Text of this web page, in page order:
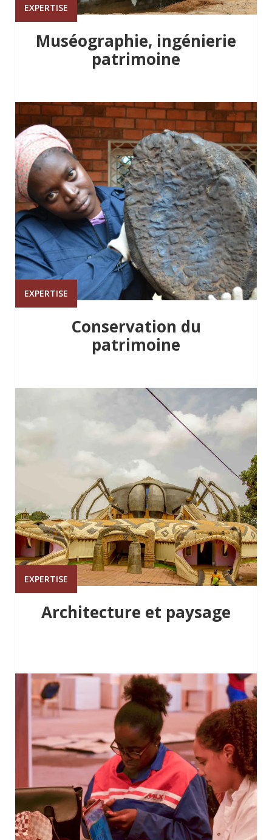
EXPERTISE
Muséographie, ingénierie
patrimoine
EXPERTISE
Conservation du
patrimoine
EXPERTISE
Architecture et paysage